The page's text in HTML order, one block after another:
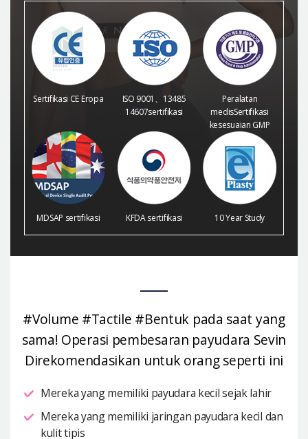
Sertifikasi CE Eropa
ISO 9001、13485
14607sertifikasi
Peralatan
medisSertifikasi
kesesuaian GMP
MDSAP sertifikasi KFDA sertifikasi 10 Year Study
#Volume #Tactile #Bentuk pada saat yang
sama! Operasi pembesaran payudara Sevin
Direkomendasikan untuk orang seperti ini
Mereka yang memiliki payudara kecil sejak lahir
Mereka yang memiliki jaringan payudara kecil dan
kulit tipis